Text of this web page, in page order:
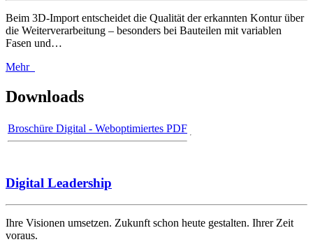
Beim 3D-Import entscheidet die Qualität der erkannten Kontur über
die Weiterverarbeitung – besonders bei Bauteilen mit variablen
Fasen und…
Mehr
Downloads
Broschüre Digital - Weboptimiertes PDF
Digital Leadership
Ihre Visionen umsetzen. Zukunft schon heute gestalten. Ihrer Zeit
voraus.